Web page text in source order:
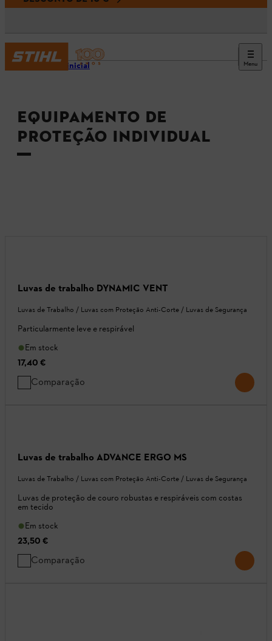
Menu
Página inicial
EQUIPAMENTO DE
PROTEÇÃO INDIVIDUAL
Luvas de trabalho DYNAMIC VENT
Luvas de Trabalho / Luvas com Proteção Anti-Corte / Luvas de Segurança
Particularmente leve e respirável
Em stock
17,40 €
Comparação
Luvas de trabalho ADVANCE ERGO MS
Luvas de Trabalho / Luvas com Proteção Anti-Corte / Luvas de Segurança
Luvas de proteção de couro robustas e respiráveis com costas
em tecido
Em stock
23,50 €
Comparação